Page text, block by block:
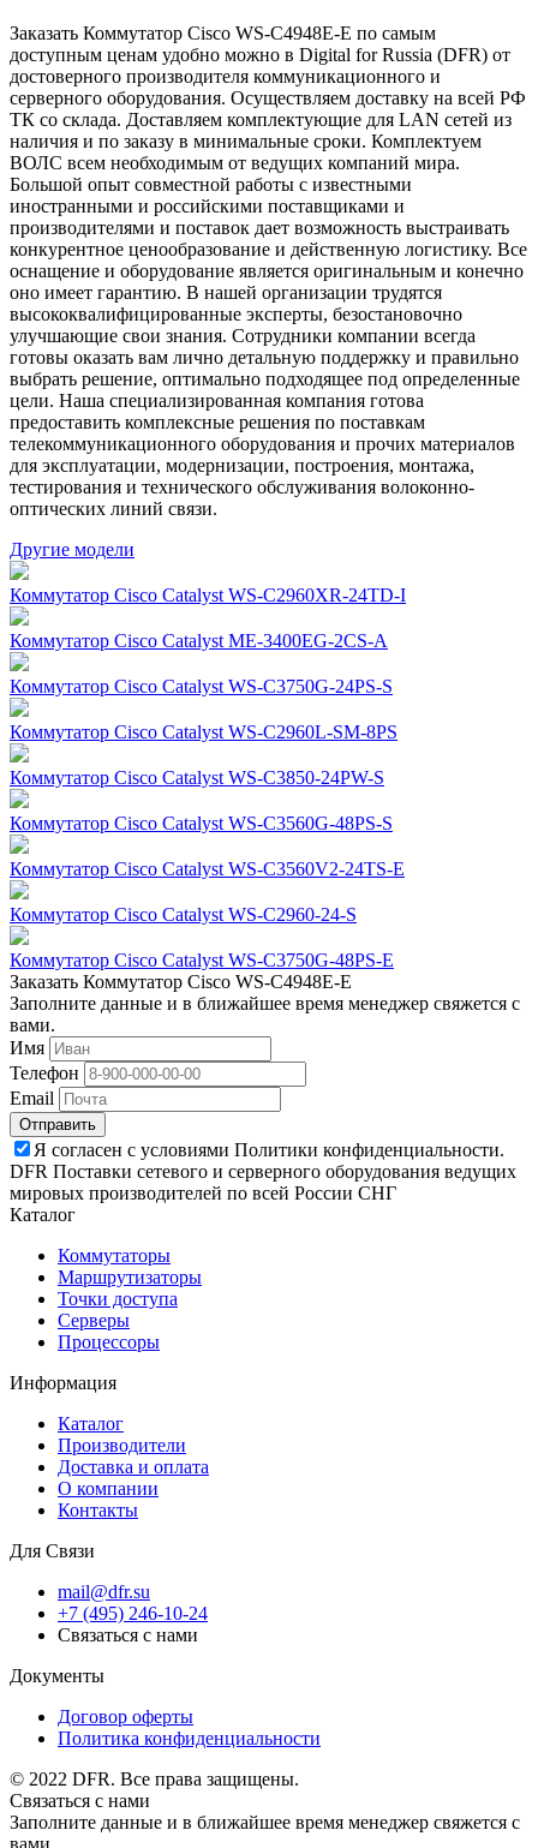
Заказать Коммутатор Cisco WS-C4948E-E по самым
доступным ценам удобно можно в Digital for Russia (DFR) от
достоверного производителя коммуникационного и
серверного оборудования. Осуществляем доставку на всей РФ
ТК со склада. Доставляем комплектующие для LAN сетей из
наличия и по заказу в минимальные сроки. Комплектуем
ВОЛС всем необходимым от ведущих компаний мира.
Большой опыт совместной работы с известными
иностранными и российскими поставщиками и
производителями и поставок дает возможность выстраивать
конкурентное ценообразование и действенную логистику. Все
оснащение и оборудование является оригинальным и конечно
оно имеет гарантию. В нашей организации трудятся
высококвалифицированные эксперты, безостановочно
улучшающие свои знания. Сотрудники компании всегда
готовы оказать вам лично детальную поддержку и правильно
выбрать решение, оптимально подходящее под определенные
цели. Наша специализированная компания готова
предоставить комплексные решения по поставкам
телекоммуникационного оборудования и прочих материалов
для эксплуатации, модернизации, построения, монтажа,
тестирования и технического обслуживания волоконно-
оптических линий связи.
Другие модели
Коммутатор Cisco Catalyst WS-C2960XR-24TD-I
Коммутатор Cisco Catalyst ME-3400EG-2CS-A
Коммутатор Cisco Catalyst WS-C3750G-24PS-S
Коммутатор Cisco Catalyst WS-C2960L-SM-8PS
Коммутатор Cisco Catalyst WS-C3850-24PW-S
Коммутатор Cisco Catalyst WS-C3560G-48PS-S
Коммутатор Cisco Catalyst WS-C3560V2-24TS-E
Коммутатор Cisco Catalyst WS-C2960-24-S
Коммутатор Cisco Catalyst WS-C3750G-48PS-E
Заказать Коммутатор Cisco WS-C4948E-E
Заполните данные и в ближайшее время менеджер свяжется с
вами.
Имя
Телефон
Email
Отправить
Я согласен с условиями Политики конфиденциальности.
DFR Поставки сетевого и серверного оборудования ведущих
мировых производителей по всей России СНГ
Каталог
Коммутаторы
Маршрутизаторы
Точки доступа
Серверы
Процессоры
Информация
Каталог
Производители
Доставка и оплата
О компании
Контакты
Для Связи
mail@dfr.su
+7 (495) 246-10-24
Связаться с нами
Документы
Договор оферты
Политика конфиденциальности
© 2022 DFR. Все права защищены.
Связаться с нами
Заполните данные и в ближайшее время менеджер свяжется с
вами.